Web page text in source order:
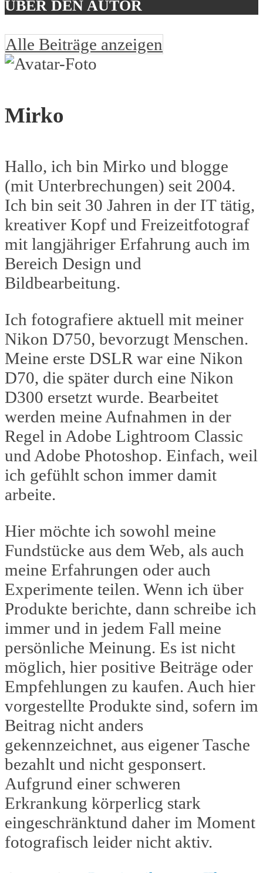
ÜBER DEN AUTOR
Alle Beiträge anzeigen
Mirko
Hallo, ich bin Mirko und blogge
(mit Unterbrechungen) seit 2004.
Ich bin seit 30 Jahren in der IT tätig,
kreativer Kopf und Freizeitfotograf
mit langjähriger Erfahrung auch im
Bereich Design und
Bildbearbeitung.
Ich fotografiere aktuell mit meiner
Nikon D750, bevorzugt Menschen.
Meine erste DSLR war eine Nikon
D70, die später durch eine Nikon
D300 ersetzt wurde. Bearbeitet
werden meine Aufnahmen in der
Regel in Adobe Lightroom Classic
und Adobe Photoshop. Einfach, weil
ich gefühlt schon immer damit
arbeite.
Hier möchte ich sowohl meine
Fundstücke aus dem Web, als auch
meine Erfahrungen oder auch
Experimente teilen. Wenn ich über
Produkte berichte, dann schreibe ich
immer und in jedem Fall meine
persönliche Meinung. Es ist nicht
möglich, hier positive Beiträge oder
Empfehlungen zu kaufen. Auch hier
vorgestellte Produkte sind, sofern im
Beitrag nicht anders
gekennzeichnet, aus eigener Tasche
bezahlt und nicht gesponsert.
Aufgrund einer schweren
Erkrankung körperlicg stark
eingeschränktund daher im Moment
fotografisch leider nicht aktiv.